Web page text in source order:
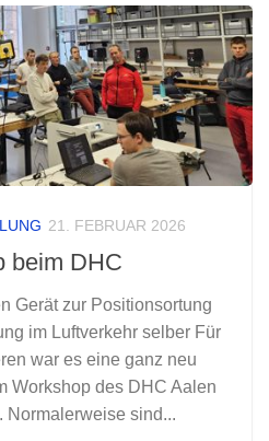
21. FEBRUAR 2026
beim DHC
Gerät zur Positionsortung
im Luftverkehr selber Für
war es eine ganz neu
Workshop des DHC Aalen
Normalerweise sind...